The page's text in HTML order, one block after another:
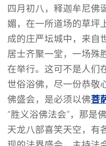
四月初八，释迦牟尼佛
媚，在一所道场的草坪
成的庄严坛城中，来自
居士齐聚一堂，一场殊
在举行。这可不是人们
世俗浴佛，尽一份恭敬
佛盛会，是必须以佛菩
“胜义浴佛法会”，那是
天龙八部喜笑天空，有